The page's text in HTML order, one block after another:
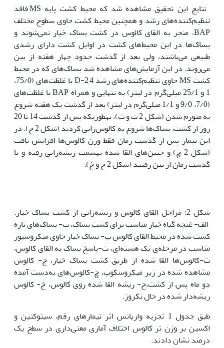
نتایج این تحقیق مشاهده شد که محیط کشت پایه MS فاقد
تنظیم‌کننده‌های رشد و همچنین محیط کشت حاوی سطوح مختلف
BAP، منجر به القای کالوس در کشت بساک خیار نمی‌شوند و
بساک‌ها در این محیط‌‌های کشت در اوایل کشت دارای رشدی
طبیعی می‌باشند، ولی بعد از گذشت حدود چهار هفته از بین
می‌روند. در این آزمایش‌های مشاهده شد بساک‌های که در محیط
کشت MS حاوی تنظیم‌کننده‌های رشد 2,4-D با غلظت‌های (75/0،
1 و 25/1 میلی‌گرم در لیتر) به تنهایی و همراه BAP با غلظت‌های
(7/0، 9/0 و 1/1 میلی‌گرم در لیتر) بعد از گذشت یک هفته شروع
به متورم شدن (شکل 2 ت و ث)، به‫طوری‫که پس از گذشت 14 تا 20
روز از کشت، بساک‌ها شروع به کالوس‌زایی کردند (شکل 2 ج). در
این تیمار پس از گذشت زمان فقط وزن کالوس‌ها افزایش یافت
(شکل 2 چ) و جنین‌های القا شده به‫سمت ریشه‌زایی رفته و با
گذشت زمان از بین رفتند (شکل 2 ح و خ). ‬‬‬‬‬‬‬‬‬‬‬‬‬‬‬‬‬‬‬‬‬‬‬‬‬‬‬‬‬‬
شکل 2: مراحل القای کالوس و ریشه‌زایی از کشت بساک خیار.
الف- غنچه گیاه خیار مناسب برای کشت بساک، ب- بساک‌های تازه
کشت شده در محیط القای کالوس پ- بساک خیار حاوی میکروسپور
مناسب در مرحله‌ی تک هسته‌ای، ت-پاسخ بساک‌ به القای کالوس،
ث-کالوس‌ها القا شده از طریق کشت بساک خیار، ج- کالوس
مشاهده شده در زیر میکروسکوپ، چ-کالوس‌های به‌دست آمده
دو ماه پس از کشت،ح- ریشه القا شده روی کالوس، خ- کالوس
ریشه‌دار شده در حال نکروز.
طبق جدول 1 تجزیه واریانس اثر تیمارهای رقم، سیتوکنین و
اکسین بر وزن تر کالوس اختلاف آماری معنی‌داری در سطح یک
درصد نشان دادند.